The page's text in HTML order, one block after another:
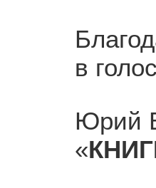
в
Юрий
«